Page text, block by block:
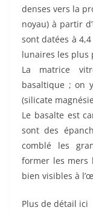
denses vers la
noyau) à partir
sont datées à
lunaires les plus
La matrice
basaltique ; on
(silicate
Le basalte est
sont des
comblé les
former les mers
bien visibles à
Plus de détail ici